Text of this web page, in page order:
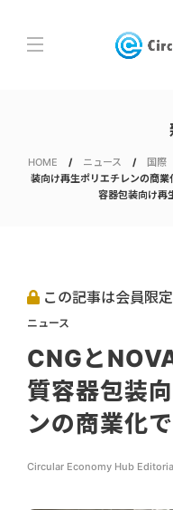
HOME ニュース 国際
装向け再生ポリエチレンの商業
容器包装向け再
この記事は会員限
ニュース
CNGと
質容器包装
ンの商業化
Circular Economy Hub